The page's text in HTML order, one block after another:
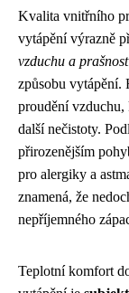
Kvalita vnitřního
vytápění výrazně
vzduchu a
způsobu vytápění.
proudění vzduchu,
další nečistoty.
přirozenějším
pro alergiky a
znamená, že
nepříjemného
Teplotní komfort